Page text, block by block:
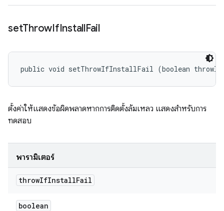
setThrowIfInstallFail
public void setThrowIfInstallFail (boolean
ตั้งค่าให้แสดงข้อผิดพลาดหากการติดตั้งล้มเหลว แสดงสำหรับการ
ทดสอบ
พารามิเตอร์
throwIfInstallFail
boolean